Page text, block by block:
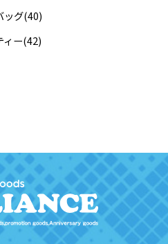
ッグ(40)
ィー(42)